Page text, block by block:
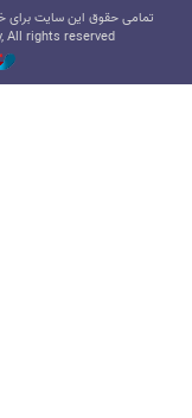
تمامی حقوق این سایت برای
All rights reserved